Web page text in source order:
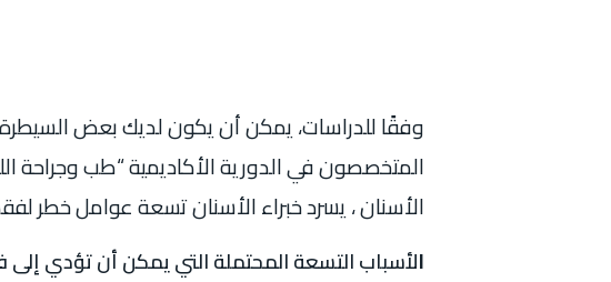
وفقًا للدراسات، يمكن أن يكون لديك بعض
الأسنان ، يسرد خبراء الأسنان تسعة عوامل خطر
الأسباب التسعة المحتملة التي يمكن أن تؤدي إلى